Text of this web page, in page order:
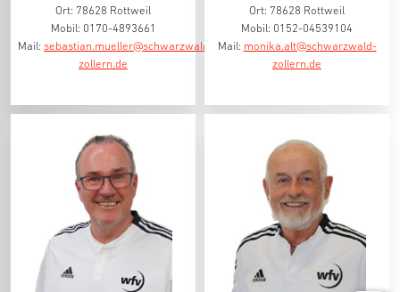
Ort: 78628 Rottweil
Mobil: 0170-4893661
Mail: sebastian.mueller@schwarzwald-
zollern.de
Ort: 78628 Rottweil
Mobil: 0152-04539104
Mail: monika.alt@schwarzwald-
zollern.de